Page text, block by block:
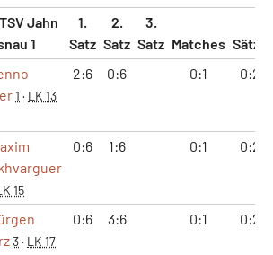
Jahn
1
1.
Satz
2.
Satz
3.
Satz Matches Sätze
1 · LK 13
2:6 0:6 0:1 0:2
15
0:6 1:6 0:1 0:2
3· LK 17
0:6 3:6 0:1 0:2